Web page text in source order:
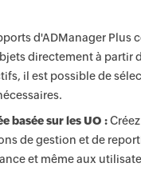
d'ADManager
directement à partir
il est possible de
basée sur les UO :
de gestion et de
et même aux